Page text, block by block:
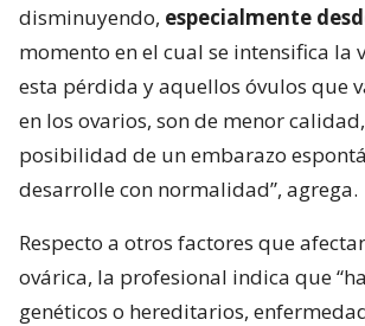
disminuyendo, especialmente
momento en el cual se intensifica la
esta pérdida y aquellos óvulos que
en los ovarios, son de menor
posibilidad de un embarazo
desarrolle con normalidad”, agrega.
Respecto a otros factores que
ovárica, la profesional indica que
genéticos o hereditarios,